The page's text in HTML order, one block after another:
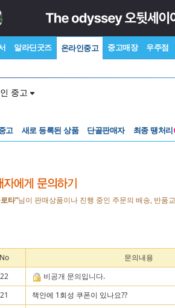
알라딘굿즈 온라인중고 중고매장 우주점
중고
고 새로 등록된 상품 단골판매자 최종 땡처리
타”님이 판매상품이나 진행 중인 주문의 배송, 반품
No 문의내용
22
비공개 문의입니다.
21
책안에 1회성 쿠폰이 있나요??